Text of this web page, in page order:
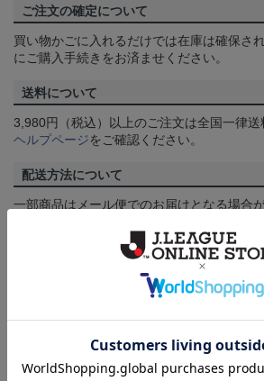
ご注文の確定について
買い物かごに入れるだけでは在庫は確保さ
にご購入手続きをお済ませください。
送料について
3,980円（税込）以上のご注文は全国一律
ヘルプページをご確認ください。
配送方法について
一部商品はメール便でのお届けとなる場合
のメーカー・機種・画面設定等により、実
て見える場合がございます。あらかじめご
【仕様について】